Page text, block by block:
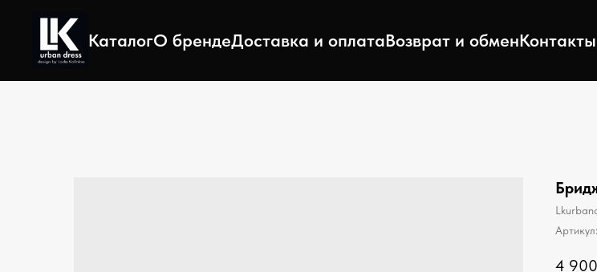
КаталогО брендеДоставка и оплатаВозврат и обменКонтакты
Артикул:
4 900